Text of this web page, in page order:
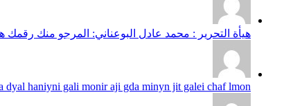
هيأة التحرير : محمد عادل البوعناني: المرجو منك رقمك
haniyni gali monir aji gda minyn jit galei chaf lmon...